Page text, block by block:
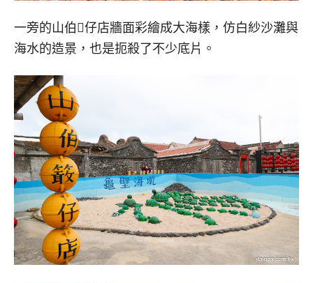
一旁的山伯𥴊仔店牆面彩繪成大海樣，仿白紗沙灘與
海水的造景，也是扼殺了不少底片。